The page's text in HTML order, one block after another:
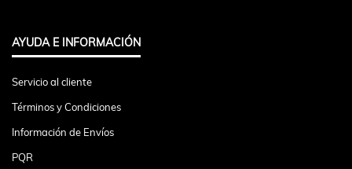
AYUDA E INFORMACIÓN
Servicio al cliente
Términos y Condiciones
Información de Envíos
PQR